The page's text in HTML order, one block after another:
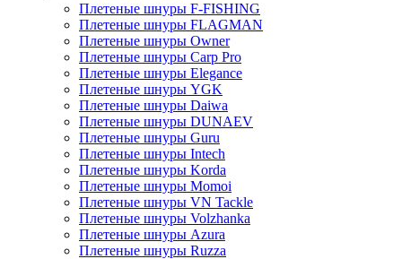
Плетеные шнуры F-FISHING
Плетеные шнуры FLAGMAN
Плетеные шнуры Owner
Плетеные шнуры Carp Pro
Плетеные шнуры Elegance
Плетеные шнуры YGK
Плетеные шнуры Daiwa
Плетеные шнуры DUNAEV
Плетеные шнуры Guru
Плетеные шнуры Intech
Плетеные шнуры Korda
Плетеные шнуры Momoi
Плетеные шнуры VN Tackle
Плетеные шнуры Volzhanka
Плетеные шнуры Azura
Плетеные шнуры Ruzza